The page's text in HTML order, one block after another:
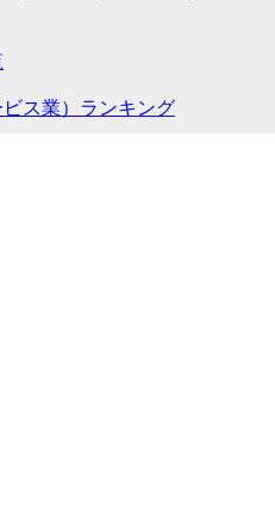
ス業）ランキング